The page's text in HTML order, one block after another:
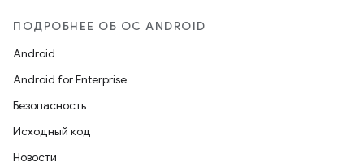
ПОДРОБНЕЕ ОБ ОС ANDROID
Android
Android for Enterprise
Безопасность
Исходный код
Новости